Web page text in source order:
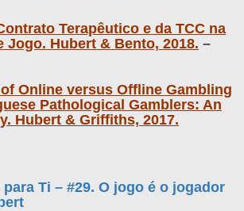
Terapêutico e da TCC na
Jogo. Hubert & Bento, 2018. –
Online versus Offline Gambling
Pathological Gamblers: An
. Hubert & Griffiths, 2017.
Ti – #29. O jogo é o jogador